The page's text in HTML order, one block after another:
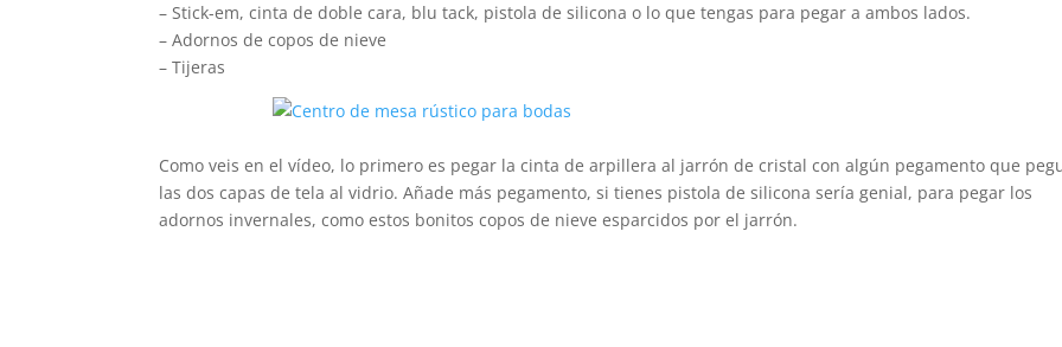
– Stick-em, cinta de doble cara, blu tack, pistola de silicona o lo que tengas para pegar a ambos lados.
– Adornos de copos de nieve
– Tijeras
Como veis en el vídeo, lo primero es pegar la cinta de arpillera al jarrón de cristal con algún pegamento que
las dos capas de tela al vidrio. Añade más pegamento, si tienes pistola de silicona sería genial, para pegar los
adornos invernales, como estos bonitos copos de nieve esparcidos por el jarrón.